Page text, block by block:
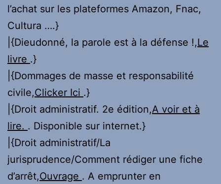
l’achat sur les plateformes Amazon, Fnac,
Cultura ….}
|{Dieudonné, la parole est à la défense !,Le
livre .}
|{Dommages de masse et responsabilité
civile,Clicker Ici .}
|{Droit administratif. 2e édition,A voir et à
lire. . Disponible sur internet.}
|{Droit administratif/La
jurisprudence/Comment rédiger une fiche
d’arrêt,Ouvrage . A emprunter en